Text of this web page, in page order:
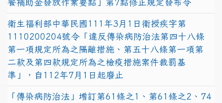
餐補助金發放作業要點」第7點修正規定發布令
衛生福利部中華民國111年3月1日衛授疾字第
1110200204號令「違反傳染病防治法第四十八條
第一項規定所為之隔離措施、第五十八條第一項第
二款及第四款規定所為之檢疫措施案件裁罰基
準」，自112年7月1日起廢止
「傳染病防治法」增訂第61條之1、第61條之2、74